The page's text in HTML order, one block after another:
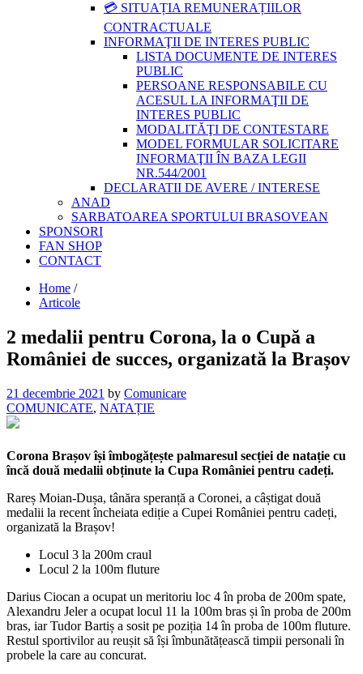
💳 SITUAȚIA REMUNERAȚIILOR
CONTRACTUALE
INFORMAŢII DE INTERES PUBLIC
LISTA DOCUMENTE DE INTERES
PUBLIC
PERSOANE RESPONSABILE CU
ACESUL LA INFORMAŢII DE
INTERES PUBLIC
MODALITĂŢI DE CONTESTARE
MODEL FORMULAR SOLICITARE
INFORMAŢII ÎN BAZA LEGII
NR.544/2001
DECLARATII DE AVERE / INTERESE
ANAD
SARBATOAREA SPORTULUI BRASOVEAN
SPONSORI
FAN SHOP
CONTACT
Home /
Articole
2 medalii pentru Corona, la o Cupă a
României de succes, organizată la Brașov
21 decembrie 2021 by Comunicare
COMUNICATE, NATAȚIE
Corona Brașov își îmbogățește palmaresul secției de natație cu
încă două medalii obținute la Cupa României pentru cadeți.
Rareș Moian-Dușa, tânăra speranță a Coronei, a câștigat două
medalii la recent încheiata ediție a Cupei României pentru cadeți,
organizată la Brașov!
Locul 3 la 200m craul
Locul 2 la 100m fluture
Darius Ciocan a ocupat un meritoriu loc 4 în proba de 200m spate,
Alexandru Jeler a ocupat locul 11 la 100m bras și în proba de 200m
bras, iar Tudor Bartiș a sosit pe poziția 14 în proba de 100m fluture.
Restul sportivilor au reușit să își îmbunătățească timpii personali în
probele la care au concurat.